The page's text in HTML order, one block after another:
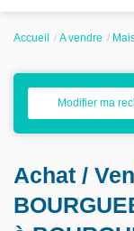
Acheter
Louer
Estimer
Accueil A vendre
Modifier ma
Achat /